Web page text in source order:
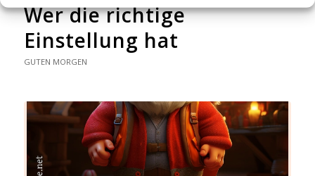
Wer die richtige
Einstellung hat
GUTEN MORGEN